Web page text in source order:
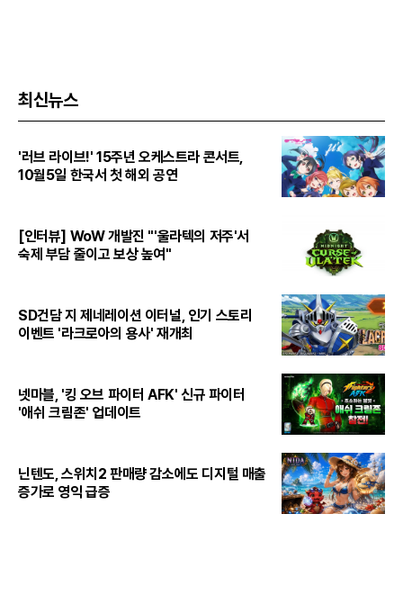
최신뉴스
'러브 라이브!' 15주년 오케스트라 콘서트,
10월5일 한국서 첫 해외 공연
[인터뷰] WoW 개발진 "'울라텍의 저주'서
숙제 부담 줄이고 보상 높여"
SD건담 지 제네레이션 이터널, 인기 스토리
이벤트 '라크로아의 용사' 재개최
넷마블, '킹 오브 파이터 AFK' 신규 파이터
'애쉬 크림존' 업데이트
닌텐도, 스위치2 판매량 감소에도 디지털 매출
증가로 영익 급증